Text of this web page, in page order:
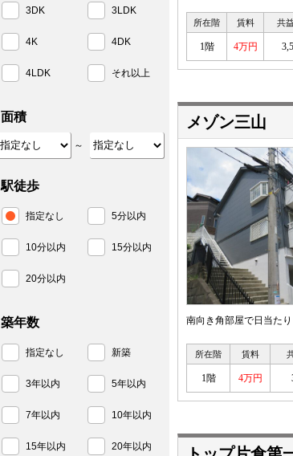
所在階 賃料 共
1階 4万円
メゾン三山
南向き角部屋で日当た
所在階 賃料
1階 4万円
3DK 3LDK
4K 4DK
4LDK それ以上
面積
～
駅徒歩
指定なし 5分以内
10分以内 15分以内
20分以内
築年数
指定なし 新築
3年以内 5年以内
7年以内 10年以内
15年以内 20年以内